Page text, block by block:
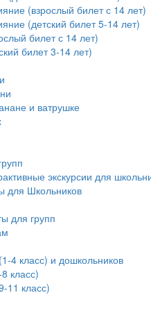
(взрослый билет с 14 лет)
(детский билет 5-14 лет)
билет с 14 лет)
билет 3-14 лет)
и ватрушке
экскурсии для
для Школьников
для групп
4 класс) и дошкольников
класс)
11 класс)